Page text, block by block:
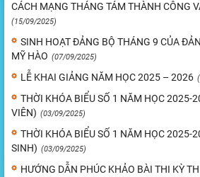
CÁCH MẠNG THÁNG TÁM THÀNH CÔNG
(15/09/2025)
SINH HOẠT ĐẢNG BỘ THÁNG 9 CỦA
MỸ HÀO (07/09/2025)
LỄ KHAI GIẢNG NĂM HỌC 2025 – 2026
THỜI KHÓA BIỂU SỐ 1 NĂM HỌC 2025-
VIÊN) (03/09/2025)
THỜI KHÓA BIỂU SỐ 1 NĂM HỌC 2025-
SINH) (03/09/2025)
HƯỚNG DẪN PHÚC KHẢO BÀI THI KỲ